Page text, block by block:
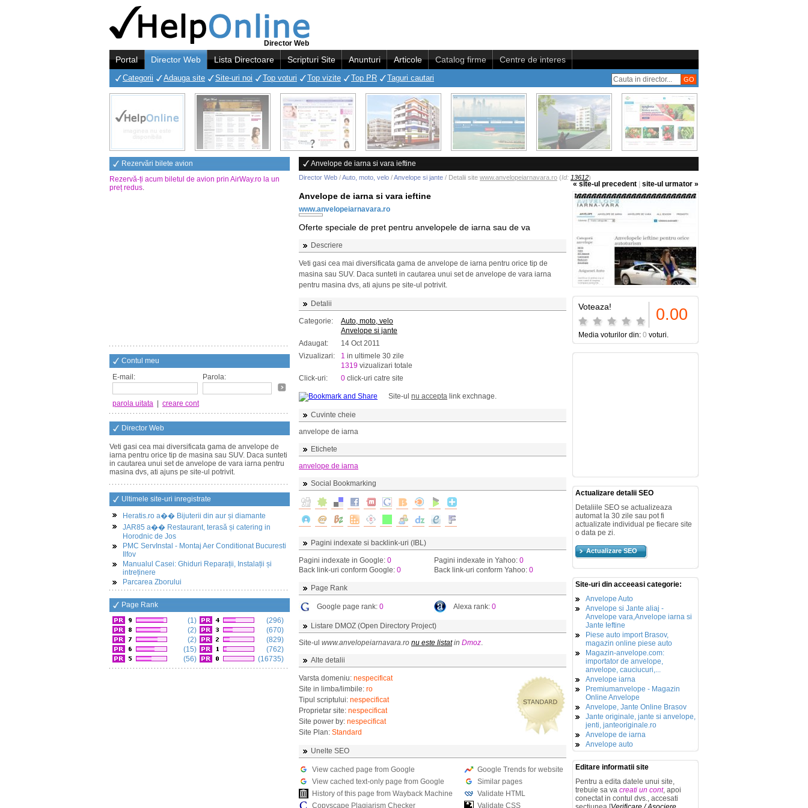
Director Web
Portal Director Web Lista Directoare Scripturi Site Anunturi Articole Catalog firme Centre de interes
Categorii Adauga site Site-uri noi Top voturi Top vizite Top PR Taguri cautari
Rezervări bilete avion
Rezervă-ți acum biletul de avion prin AirWay.ro la un
preț redus.
Contul meu
E-mail:
Parola:
parola uitata creare cont
Director Web
Veti gasi cea mai diversificata gama de anvelope de
iarna pentru orice tip de masina sau SUV. Daca sunteti
in cautarea unui set de anvelope de vara iarna pentru
masina dvs, ati ajuns pe site-ul potrivit.
Ultimele site-uri inregistrate
Heratis.ro a�� Bijuterii din aur și diamante
JAR85 a�� Restaurant, terasă și catering in
Horodnic de Jos
PMC ServInstal - Montaj Aer Conditionat Bucuresti
Ilfov
Manualul Casei: Ghiduri Reparații, Instalații și
intreținere
Parcarea Zborului
Page Rank
(1)
(2)
(2)
(15)
(56)
(296)
(670)
(829)
(762)
(16735)
Anvelope de iarna si vara ieftine
Director Web /Auto, moto, velo /Anvelope si jante / Detalii site www.anvelopeiarnavara.ro (Id: 13612)
« site-ul precedent site-ul urmator »
Anvelope de iarna si vara ieftine
www.anvelopeiarnavara.ro
Oferte speciale de pret pentru anvelopele de iarna sau de va
Descriere
Veti gasi cea mai diversificata gama de anvelope de iarna pentru orice tip de
masina sau SUV. Daca sunteti in cautarea unui set de anvelope de vara iarna
pentru masina dvs, ati ajuns pe site-ul potrivit.
Detalii
Categorie:
Auto, moto, velo
Anvelope si jante
Adaugat:
14 Oct 2011
Vizualizari:
1 in ultimele 30 zile
1319 vizualizari totale
Click-uri:
0 click-uri catre site
Site-ul nu accepta link exchnage.
Cuvinte cheie
anvelope de iarna
Etichete
anvelope de iarna
Social Bookmarking
Pagini indexate si backlink-uri (IBL)
Pagini indexate in Google: 0
Back link-uri conform Google: 0
Pagini indexate in Yahoo: 0
Back link-uri conform Yahoo: 0
Page Rank
Google page rank: 0 Alexa rank: 0
Listare DMOZ (Open Directory Project)
Site-ul www.anvelopeiarnavara.ro nu este listatin Dmoz.
Alte detalii
Varsta domeniu: nespecificat
Site in limba/limbile: ro
Tipul scriptului: nespecificat
Proprietar site: nespecificat
Site power by: nespecificat
Site Plan: Standard
Unelte SEO
View cached page from Google
View cached text-only page from Google
History of this page from Wayback Machine
Copyscape Plagiarism Checker
Google Trends for website
Similar pages
Validate HTML
Validate CSS
Voteaza! 0.00
Media voturilor din: 0 voturi.
Actualizare detalii SEO
Detaliile SEO se actualizeaza
automat la 30 zile sau pot fi
actualizate individual pe fiecare site
o data pe zi.
Actualizare SEO
Site-uri din acceeasi categorie:
Anvelope Auto
Anvelope si Jante aliaj -
Anvelope vara,Anvelope iarna si
Jante Ieftine
Piese auto import Brasov,
magazin online piese auto
Magazin-anvelope.com:
importator de anvelope,
anvelope, cauciucuri,...
Anvelope iarna
Premiumanvelope - Magazin
Online Anvelope
Anvelope, Jante Online Brasov
Jante originale, jante si anvelope,
jenti, janteoriginale.ro
Anvelope de iarna
Anvelope auto
Editare informatii site
Pentru a edita datele unui site,
trebuie sa va creati un cont, apoi
conectat in contul dvs., accesati